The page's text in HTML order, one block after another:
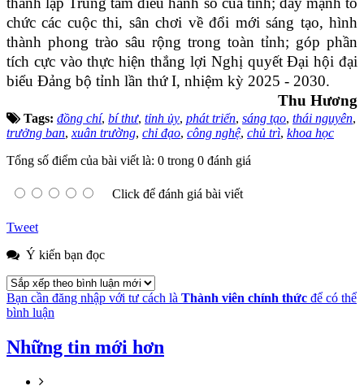
chức các cuộc thi, sân chơi về đổi mới sáng tạo, hình
thành phong trào sâu rộng trong toàn tỉnh; góp phần
tích cực vào thực hiện thắng lợi Nghị quyết Đại hội đại
biểu Đảng bộ tỉnh lần thứ I, nhiệm kỳ 2025 - 2030.
Thu Hương
Tags: đồng chí, bí thư, tỉnh ủy, phát triển, sáng tạo, thái nguyên,
trưởng ban,xuân trường, chỉ đạo, công nghệ, chủ trì, khoa học
Tổng số điểm của bài viết là: 0 trong 0 đánh giá
Click để đánh giá bài viết
Tweet
Ý kiến bạn đọc
Bạn cần đăng nhập với tư cách là Thành viên chính thức để có thể
bình luận
Những tin mới hơn